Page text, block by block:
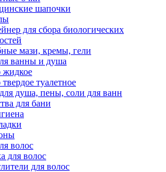
шапочки
для сбора биологических
мази, кремы, гели
ванны и душа
туалетное
душа, пены, соли для ванн
для бани
волос
для волос
для волос